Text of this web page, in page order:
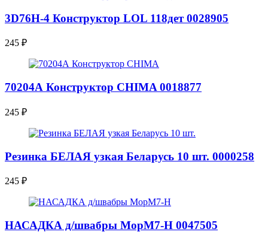
3D76H-4 Конструктор LOL 118дет 0028905
245 ₽
70204А Конструктор CHIMA 0018877
245 ₽
Резинка БЕЛАЯ узкая Беларусь 10 шт. 0000258
245 ₽
НАСАДКА д/швабры MopM7-H 0047505